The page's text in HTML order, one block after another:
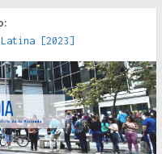
[2023]
de los Estados :
[2022]
: hacia una teoría
[2020]
adecuada [2019]
Seguro Obrero en